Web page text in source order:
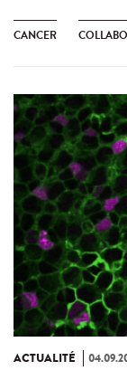
CANCER
ACTUALITÉ